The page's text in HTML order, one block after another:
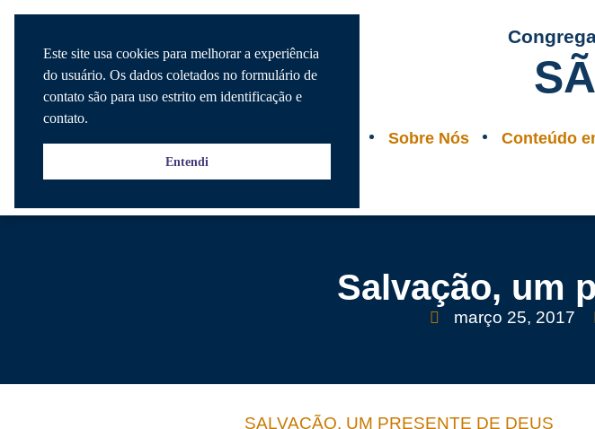
Sobre Nós Conteúdo
Salvação, um
março 25, 2017
SALVAÇÃO, UM PRESENTE DE DEUS
Este site usa cookies para melhorar a experiência
do usuário. Os dados coletados no formulário de
contato são para uso estrito em identificação e
contato.
Entendi